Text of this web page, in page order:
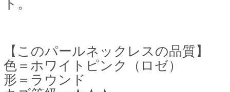
【このパールネックレスの品質】
色＝ホワイトピンク（ロゼ）
形＝ラウンド